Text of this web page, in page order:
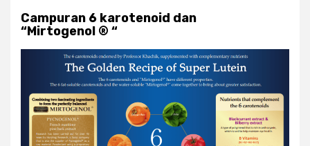
Campuran 6 karotenoid dan
“Mirtogenol ® “